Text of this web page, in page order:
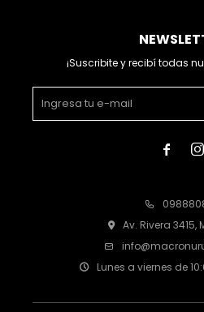
Av. Rivera 3415,
Lunes a viernes de
¡Suscribite y recibí todas
 